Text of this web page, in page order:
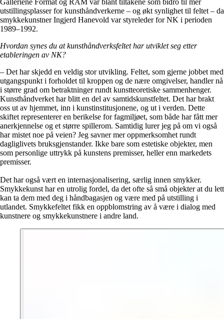
Galleriene Format og RAM var blant tiltakene som bidro til mer
utstillingsplasser for kunsthåndverkerne – og økt synlighet til feltet – da
smykkekunstner Ingjerd Hanevold var styreleder for NK i perioden
1989–1992.
Hvordan synes du at kunsthåndverksfeltet har utviklet seg etter
etableringen av NK?
– Det har skjedd en veldig stor utvikling. Feltet, som gjerne jobbet med
utgangspunkt i forholdet til kroppen og de nære omgivelser, handler nå
i større grad om betraktninger rundt kunstteoretiske sammenhenger.
Kunsthåndverket har blitt en del av samtidskunstfeltet. Det har brakt
oss ut av hjemmet, inn i kunstinstitusjonene, og ut i verden. Dette
skiftet representerer en berikelse for fagmiljøet, som både har fått mer
anerkjennelse og et større spillerom. Samtidig lurer jeg på om vi også
har mistet noe på veien? Jeg savner mer oppmerksomhet rundt
dagliglivets bruksgjenstander. Ikke bare som estetiske objekter, men
som personlige uttrykk på kunstens premisser, heller enn markedets
premisser.
Det har også vært en internasjonalisering, særlig innen smykker.
Smykkekunst har en utrolig fordel, da det ofte så små objekter at du lett
kan ta dem med deg i håndbagasjen og være med på utstilling i
utlandet. Smykkefeltet fikk en oppblomstring av å være i dialog med
kunstnere og smykkekunstnere i andre land.